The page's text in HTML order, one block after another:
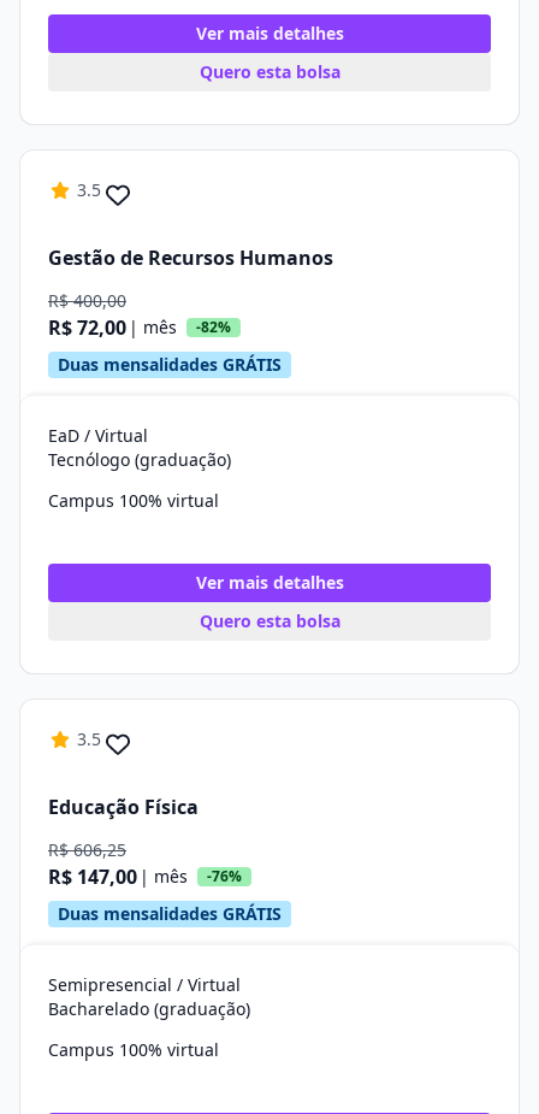
Ver mais detalhes
Quero esta bolsa
3.5
Gestão de Recursos Humanos
R$ 400,00
R$ 72,00 | mês -82%
Duas mensalidades GRÁTIS
EaD / Virtual
Tecnólogo (graduação)
Campus 100% virtual
Ver mais detalhes
Quero esta bolsa
3.5
Educação Física
R$ 606,25
R$ 147,00 | mês -76%
Duas mensalidades GRÁTIS
Semipresencial / Virtual
Bacharelado (graduação)
Campus 100% virtual